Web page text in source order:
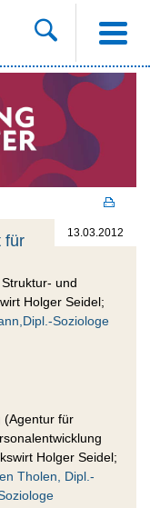
13.03.2012
für
und
Holger Seidel;
Soziologe
(Agentur für
Holger Seidel;
Tholen, Dipl.-